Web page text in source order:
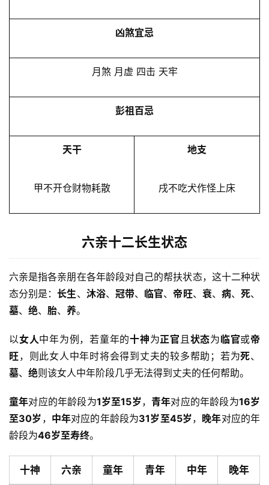
凶煞宜忌
月煞 月虚 四击 天牢
彭祖百忌
天干
甲不开仓财物耗散
地支
戌不吃犬作怪上床
六亲十二长生状态
六亲是指各亲朋在各年龄段对自己的帮扶状态，这十二种状
态分别是：长生、 沐浴、 冠带、 临官、 帝旺、 衰、 病、死、
墓、 绝、 胎、 养。
以女人中年为例，若童年的十神为正官且状态为临官或帝
旺，则此女人中年时将会得到丈夫的较多帮助；若为死、
墓、 绝则该女人中年阶段几乎无法得到丈夫的任何帮助。
童年对应的年龄段为1岁至15岁，青年对应的年龄段为16岁
至30岁 ， 中年对应的年龄段为31岁至45岁， 晚年对应的年
龄段为46岁至寿终。
十神 六亲 童年 青年 中年 晚年